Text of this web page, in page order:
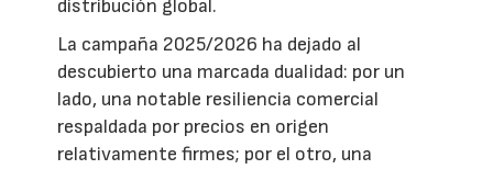
distribución global.
La campaña 2025/2026 ha dejado al
descubierto una marcada dualidad: por un
lado, una notable resiliencia comercial
respaldada por precios en origen
relativamente firmes; por el otro, una